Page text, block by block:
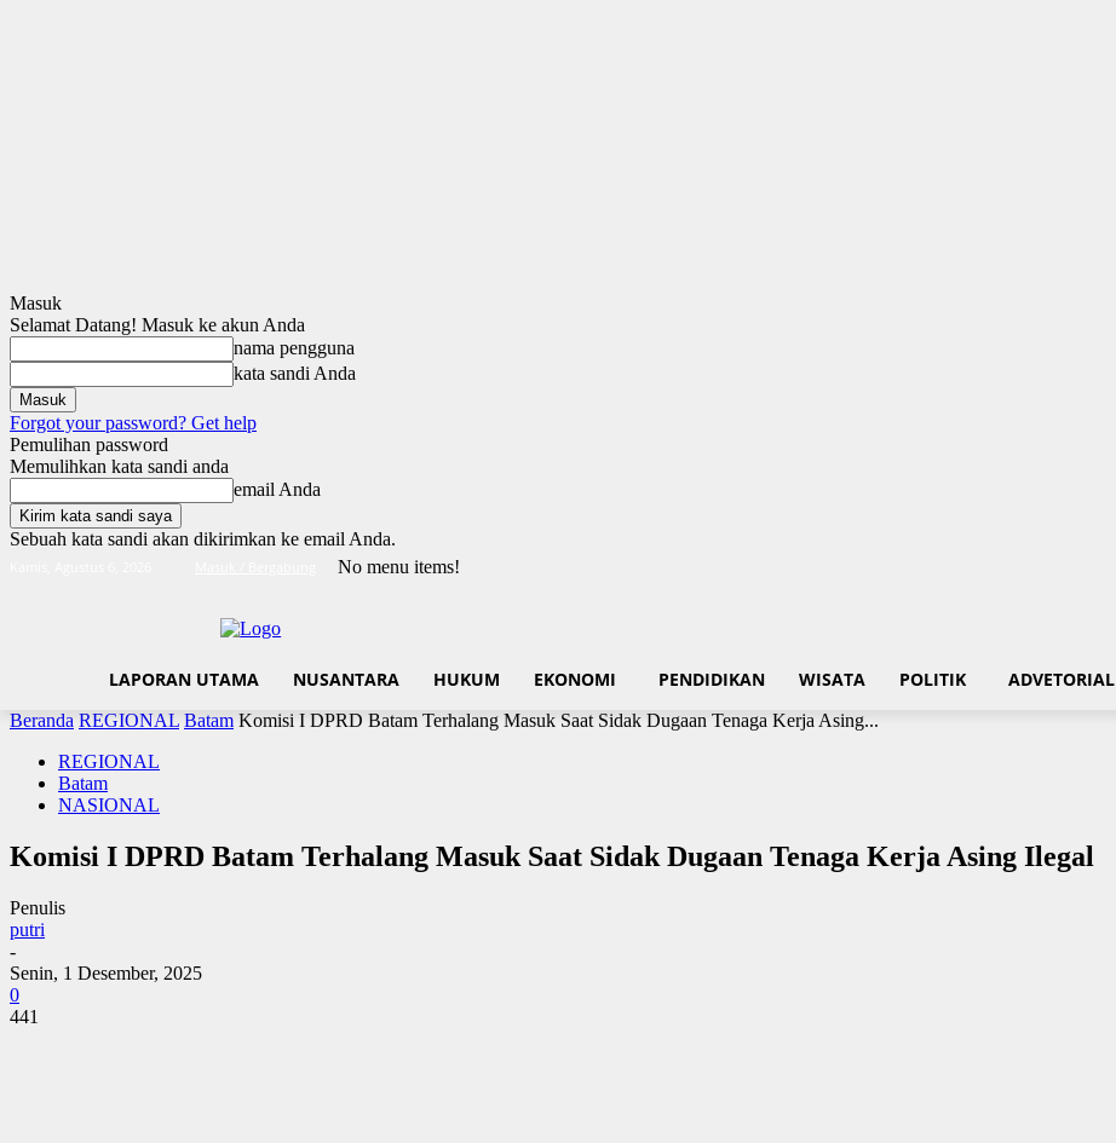
Masuk
Selamat Datang! Masuk ke akun Anda
nama pengguna
kata sandi Anda
Forgot your password? Get help
Pemulihan password
Memulihkan kata sandi anda
email Anda
Sebuah kata sandi akan dikirimkan ke email Anda.
No menu items!
LAPORAN UTAMA NUSANTARA HUKUM EKONOMI PENDIDIKAN WISATA POLITIK ADVETORIAL
Beranda REGIONAL Batam Komisi I DPRD Batam Terhalang Masuk Saat Sidak Dugaan Tenaga Kerja Asing...
REGIONAL
Batam
NASIONAL
Komisi I DPRD Batam Terhalang Masuk Saat Sidak Dugaan Tenaga Kerja Asing Ilegal
Penulis
putri
-
Senin, 1 Desember, 2025
0
441